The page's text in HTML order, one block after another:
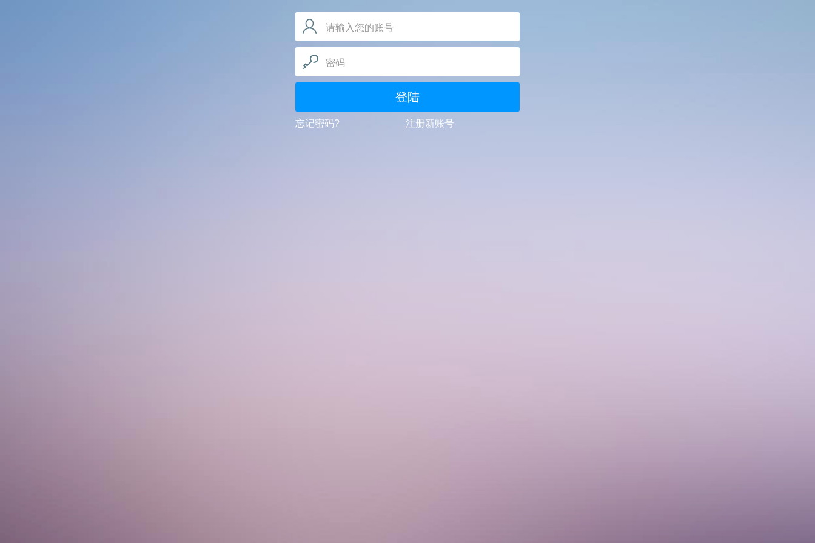
请输入您的账号
密码
登陆
忘记密码? 注册新账号